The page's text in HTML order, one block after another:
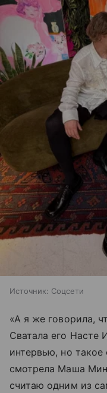
Источник: Соцсети
«А я же говорила,
Сватала его Насте
интервью, но
смотрела Маша
считаю одним из